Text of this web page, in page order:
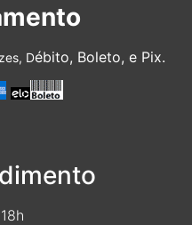
Débito, Boleto, e Pix.